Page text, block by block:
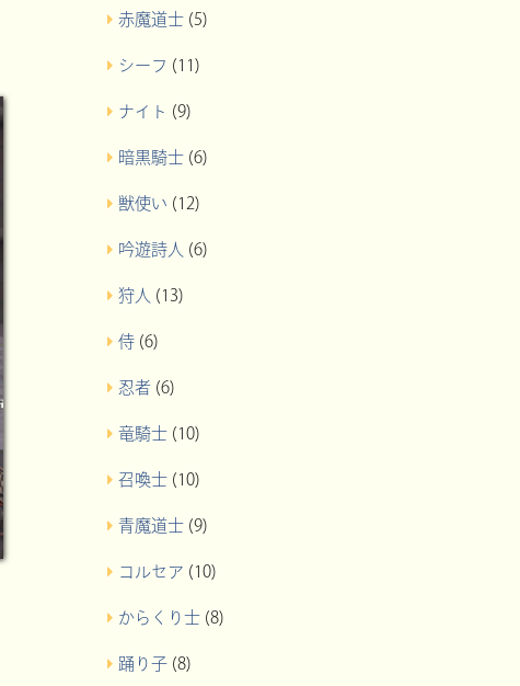
赤魔道士 (5)
シーフ (11)
ナイト (9)
暗黒騎士 (6)
獣使い (12)
吟遊詩人 (6)
狩人 (13)
侍 (6)
忍者 (6)
竜騎士 (10)
召喚士 (10)
青魔道士 (9)
コルセア (10)
からくり士 (8)
踊り子 (8)